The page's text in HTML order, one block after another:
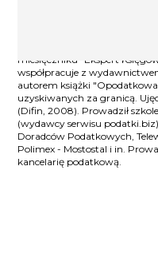
cudzoziemców w Polsce.
na temat opodatkowania
zagranicznych w serwisie
miesięczniku "Ekspert
współpracuje z
autorem książki
uzyskiwanych za granicą.
(Difin, 2008). Prowadził
(wydawcy serwisu
Doradców Podatkowych,
Polimex - Mostostal i in.
kancelarię podatkową.